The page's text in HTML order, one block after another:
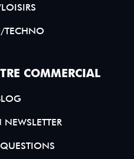
TECHNO
COMMERCIAL